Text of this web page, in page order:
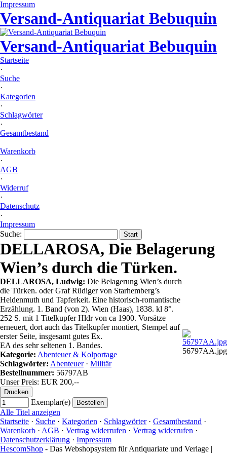
Impressum
Versand-Antiquariat Bebuquin
Versand-Antiquariat Bebuquin
Startseite
·
Suche
·
Kategorien
·
Schlagwörter
·
Gesamtbestand
Warenkorb
·
AGB
·
Widerruf
·
Datenschutz
·
Impressum
Suche:
DELLAROSA, Die Belagerung
Wien’s durch die Türken.
DELLAROSA, Ludwig: Die Belagerung Wien’s durch
die Türken. oder Graf Rüdiger von Starhemberg’s
Heldenmuth und Tapferkeit. Eine historisch-romantische
Erzählung. 1. Band (von 2). Wien (Haas), 1838. kl 8°.
252 S. mit 1 Titelkupfer Hldr von ca 1900. Vorsätze
erneuert, dort auch das Titelkupfer montiert, Stempel auf
erster Seite, insgesamt gutes Ex.
EA des sehr seltenen 1. Bandes.
Kategorie: Abenteuer & Kolportage
Schlagwörter: Abenteuer· Militär
Bestellnummer: 56797AB
Unser Preis: EUR 200,--
Exemplar(e)
56797AA.jpg
Alle Titel anzeigen
Startseite · Suche · Kategorien · Schlagwörter· Gesamtbestand ·
Warenkorb · AGB · Vertrag widerrufen · Vertrag widerrufen ·
Datenschutzerklärung · Impressum
HescomShop - Das Webshopsystem für Antiquariate und Verlage |